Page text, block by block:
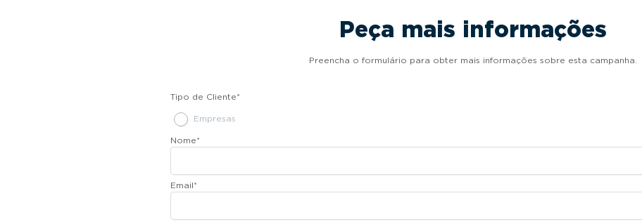
Peça mais informações
Preencha o formulário para obter mais informações sobre esta campanha.
Tipo de Cliente*
Empresas
Nome*
Email*